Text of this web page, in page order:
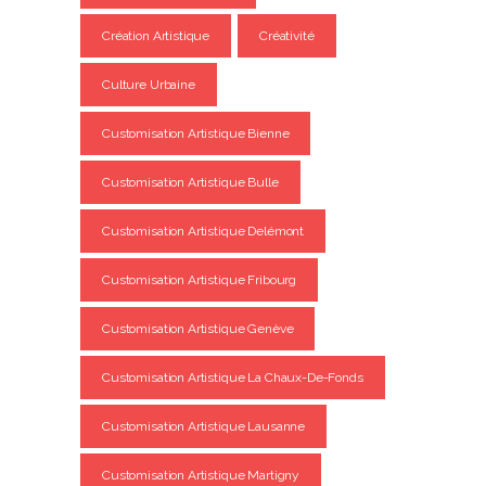
Création Artistique Créativité
Culture Urbaine
Customisation Artistique Bienne
Customisation Artistique Bulle
Customisation Artistique Delémont
Customisation Artistique Fribourg
Customisation Artistique Genève
Customisation Artistique La Chaux-De-Fonds
Customisation Artistique Lausanne
Customisation Artistique Martigny